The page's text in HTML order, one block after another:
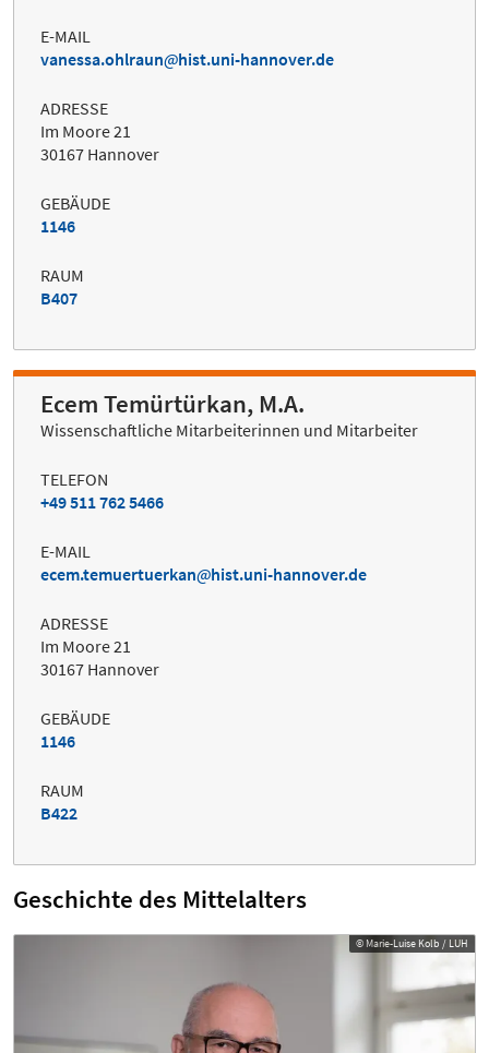
E-MAIL
vanessa.ohlraun
hist.uni-hannover.de
ADRESSE
Im Moore 21
30167 Hannover
GEBÄUDE
1146
RAUM
B407
Ecem Temürtürkan, M.A.
Wissenschaftliche Mitarbeiterinnen und Mitarbeiter
TELEFON
+49 511 762 5466
E-MAIL
ecem.temuertuerkan
hist.uni-hannover.de
ADRESSE
Im Moore 21
30167 Hannover
GEBÄUDE
1146
RAUM
B422
Geschichte des Mittelalters
© Marie-Luise Kolb / LUH